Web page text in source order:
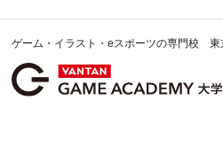
ゲーム・イラスト・eスポーツの専門校 東